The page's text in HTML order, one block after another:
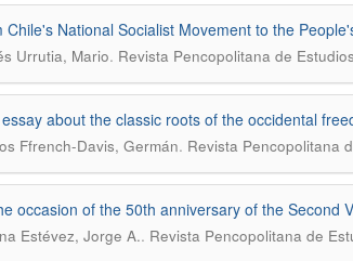
Chile's National Socialist Movement to the
Urrutia, Mario. Revista Pencopolitana de
about the classic roots of the occidental
Ffrench-Davis, Germán. Revista Pencopolitana
occasion of the 50th anniversary of the Second
Estévez, Jorge A.. Revista Pencopolitana de